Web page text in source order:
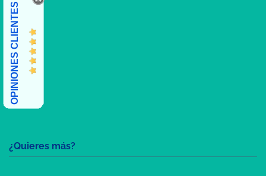
¿Quieres más?
OPINIONES CLIENTES